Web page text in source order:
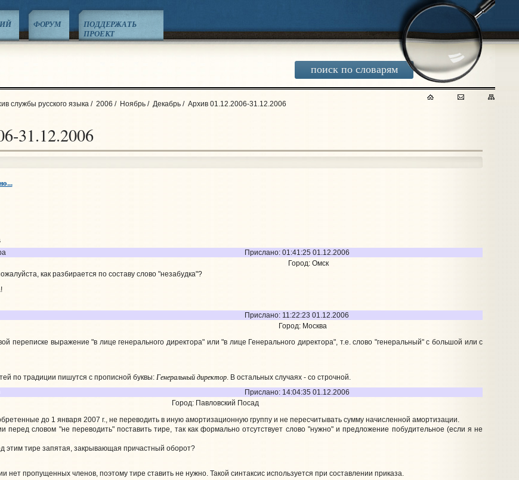
поиск по словарям
ФОРУМ
ПОДДЕРЖАТЬ
ПРОЕКТ
службы русского языка/ 2006 / Ноябрь/ Декабрь/ Архив 01.12.2006-31.12.2006
31.12.2006
Прислано: 01:41:25 01.12.2006
Город: Омск
как разбирается по составу слово "незабудка"?
Прислано: 11:22:23 01.12.2006
Город: Москва
переписке выражение "в лице генерального директора" или "в лице Генерального директора", т.е. слово "генеральный" с большой или с
по традиции пишутся с прописной буквы: Генеральный директор. В остальных случаях - со строчной.
Прислано: 14:04:35 01.12.2006
Город: Павловский Посад
до 1 января 2007 г., не переводить в иную амортизационную группу и не пересчитывать сумму начисленной амортизации.
словом "не переводить" поставить тире, так как формально отсутствует слово "нужно" и предложение побудительное (если я не
этим тире запятая, закрывающая причастный оборот?
нет пропущенных членов, поэтому тире ставить не нужно. Такой синтаксис используется при составлении приказа.